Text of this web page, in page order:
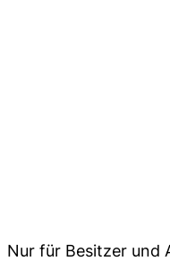
Nur für Besitzer und